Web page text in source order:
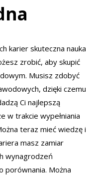
karier skuteczna nauka
zrobić, aby skupić
Musisz zdobyć
dzięki czemu
Ci najlepszą
w trakcie wypełniania
teraz mieć wiedzę i
masz zamiar
wynagrodzeń
porównania. Można